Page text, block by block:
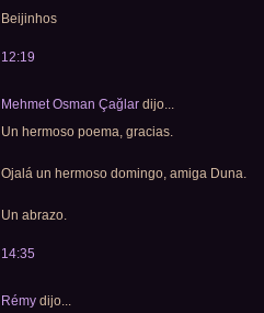
Beijinhos
12:19
Mehmet Osman Çağlar dijo...
Un hermoso poema, gracias.
Ojalá un hermoso domingo, amiga Duna.
Un abrazo.
14:35
Rémy dijo...